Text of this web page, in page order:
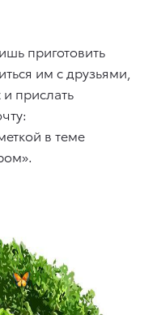
приготовить
им с друзьями,
прислать
в теме